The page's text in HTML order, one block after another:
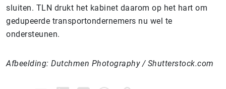
sluiten. TLN drukt het kabinet daarom op het hart om
gedupeerde transportondernemers nu wel te
ondersteunen.
Afbeelding: Dutchmen Photography / Shutterstock.com